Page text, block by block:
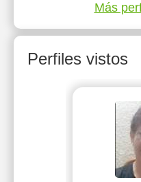
Más
Perfiles vistos